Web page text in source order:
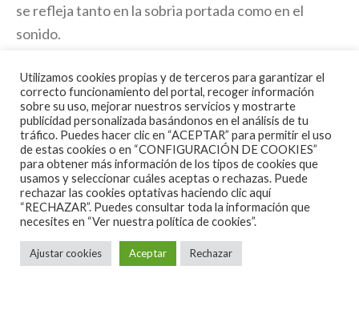
se refleja tanto en la sobria portada como en el
sonido.
Sus canciones no cambian, no buscan caminos en los
que no les iremos a dar el encuentro. El rock, el
country, el folk, se dan la mano, el rock sureño como
definición. Temas algunos más potentes como el
inicial «Ramon Casiano» de guitarras poderosas, de
ritmos afilados y esa forma de cantar a loNeil Young,
«Darkened flags at the cup of dawn», que mantiene
esas guitarras poderosas, marcando santo y seña,
«Surrender under protest», directa, tan bella como
Utilizamos cookies propias y de terceros para garantizar el
correcto funcionamiento del portal, recoger información
sobre su uso, mejorar nuestros servicios y mostrarte
publicidad personalizada basándonos en el análisis de tu
tráfico. Puedes hacer clic en “ACEPTAR” para permitir el uso
de estas cookies o en “CONFIGURACIÓN DE COOKIES”
para obtener más información de los tipos de cookies que
usamos y seleccionar cuáles aceptas o rechazas. Puede
rechazar las cookies optativas haciendo clic aquí
“RECHAZAR”. Puedes consultar toda la información que
necesites en “Ver nuestra política de cookies”.
Ajustar cookies Aceptar Rechazar